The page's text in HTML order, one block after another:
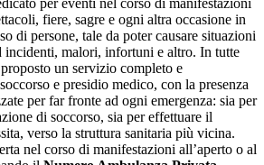
per eventi nel corso di manifestazioni
fiere, sagre e ogni altra occasione in
di persone, tale da poter causare situazioni
incidenti, malori, infortuni e altro. In tutte
un servizio completo e
e presidio medico, con la presenza
per far fronte ad ogni emergenza: sia per
di soccorso, sia per effettuare il
verso la struttura sanitaria più vicina.
nel corso di manifestazioni all’aperto o al